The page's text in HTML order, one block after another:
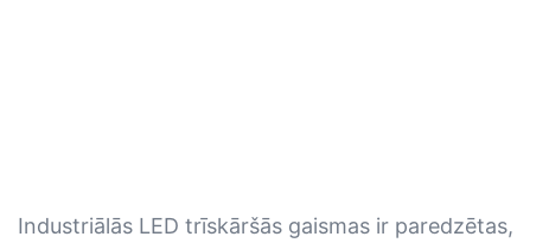
Industriālās LED trīskāršās gaismas ir paredzētas,